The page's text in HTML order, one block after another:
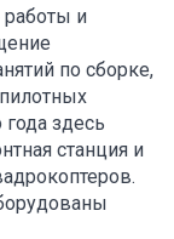
и
по сборке,
года здесь
станция и